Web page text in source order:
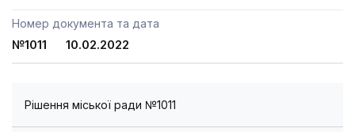
Номер документа та дата
№1011 10.02.2022
Рішення міської ради №1011